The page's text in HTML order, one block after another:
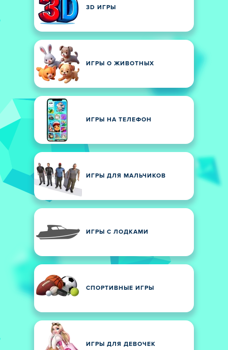
3D ИГРЫ
ИГРЫ О ЖИВОТНЫХ
ИГРЫ НА ТЕЛЕФОН
ИГРЫ ДЛЯ МАЛЬЧИКОВ
ИГРЫ С ЛОДКАМИ
СПОРТИВНЫЕ ИГРЫ
ИГРЫ ДЛЯ ДЕВОЧЕК